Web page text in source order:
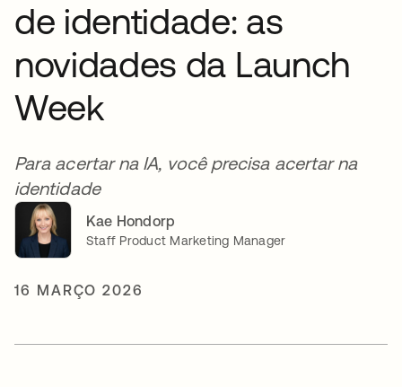
de identidade: as
novidades da Launch
Week
Para acertar na IA, você precisa acertar na
identidade
Kae Hondorp
Staff Product Marketing Manager
16 MARÇO 2026